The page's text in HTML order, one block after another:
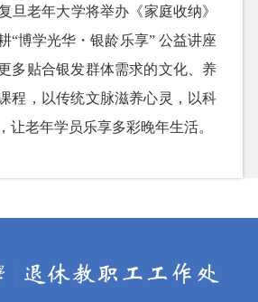
旦老年大学将举办《家庭收纳》
“博学光华・银龄乐享” 公益讲座
多贴合银发群体需求的文化、养
程，以传统文脉滋养心灵，以科
让老年学员乐享多彩晚年生活。